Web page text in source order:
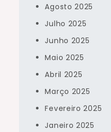
Agosto 2025
Julho 2025
Junho 2025
Maio 2025
Abril 2025
Março 2025
Fevereiro 2025
Janeiro 2025